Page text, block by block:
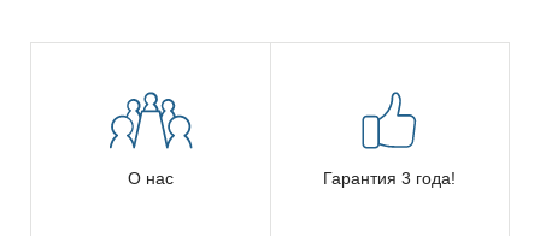
О нас Гарантия 3 года!